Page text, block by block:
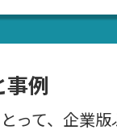
例
って、企業